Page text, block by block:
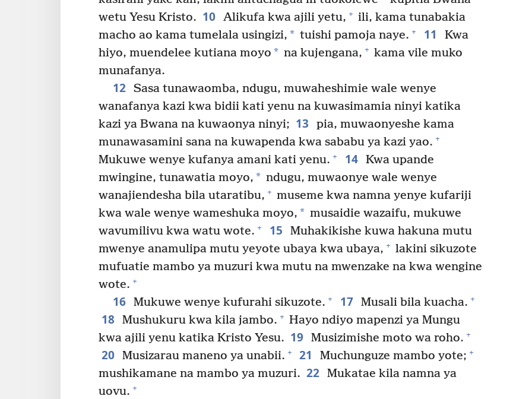
wetu Yesu Kristo. 10 Alikufa kwa ajili yetu, + ili, kama tunabakia
macho ao kama tumelala usingizi, * tuishi pamoja naye. + 11
Kwa
hiyo, muendelee kutiana moyo * na kujengana, + kama vile muko
munafanya.
12 Sasa tunawaomba, ndugu, muwaheshimie wale wenye
wanafanya kazi kwa bidii kati yenu na kuwasimamia ninyi katika
kazi ya Bwana na kuwaonya ninyi; 13
pia, muwaonyeshe kama
munawasamini sana na kuwapenda kwa sababu ya kazi yao. +
Mukuwe wenye kufanya amani kati yenu. + 14 Kwa upande
mwingine, tunawatia moyo, * ndugu, muwaonye wale wenye
wanajiendesha bila utaratibu, + museme kwa namna yenye kufariji
kwa wale wenye wameshuka moyo, * musaidie wazaifu, mukuwe
wavumilivu kwa watu wote. + 15
Muhakikishe kuwa hakuna mutu
mwenye anamulipa mutu yeyote ubaya kwa ubaya, + lakini sikuzote
mufuatie mambo ya muzuri kwa mutu na mwenzake na kwa wengine
wote. +
16 Mukuwe wenye kufurahi sikuzote. + 17 Musali bila kuacha. +
18 Mushukuru kwa kila jambo. + Hayo ndiyo mapenzi ya Mungu
kwa ajili yenu katika Kristo Yesu. 19 Musizimishe moto wa roho. +
20 Musizarau maneno ya unabii. + 21 Muchunguze mambo yote; +
mushikamane na mambo ya muzuri. 22 Mukatae kila namna ya
uovu. +